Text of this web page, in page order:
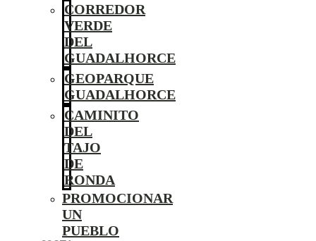
CORREDOR
VERDE
DEL
GUADALHORCE
GEOPARQUE
GUADALHORCE
CAMINITO
DEL
TAJO
DE
RONDA
PROMOCIONAR
UN
PUEBLO